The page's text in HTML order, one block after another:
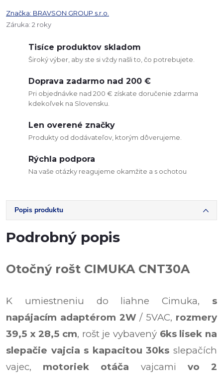
Značka: BRAVSON GROUP s.r.o.
Záruka: 2 roky
Tisíce produktov skladom
Široký výber, aby ste si vždy našli to, čo potrebujete.
Doprava zadarmo nad 200 €
Pri objednávke nad 200 € získate doručenie zdarma
kdekoľvek na Slovensku.
Len overené značky
Produkty od dodávateľov, ktorým dôverujeme.
Rýchla podpora
Na vaše otázky reagujeme okamžite a s ochotou
Popis produktu
Podrobný popis
Otočný rošt CIMUKA CNT30A
K umiestneniu do liahne Cimuka, s
napájacím adaptérom 2W / 5VAC, rozmery
39,5 x 28,5 cm, rošt je vybavený 6ks lisek na
slepačie vajcia s kapacitou 30ks slepačích
vajec, motoriek otáča vajcami vo 2